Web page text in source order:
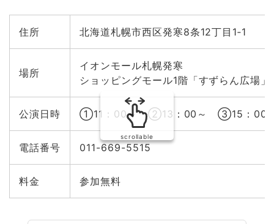
住所 北海道札幌市西区発寒8条12丁目1‐1
場所
イオンモール札幌発寒
ショッピングモール1階「すずらん広場」
公演日時 ①11：00～ ②13：00～ ③15：00
電話番号 011-669-5515
料金 参加無料
scrollable